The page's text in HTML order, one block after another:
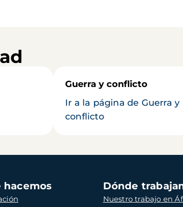
Guerra y conflicto
Ir a la página de Guerra y
conflicto
hacemos Dónde
Nuestro trabajo en